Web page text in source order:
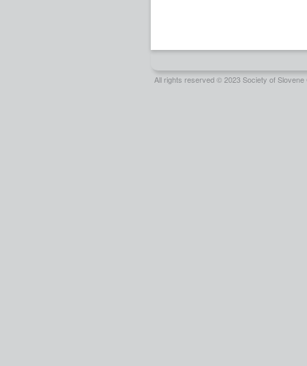
All rights reserved © 2023 Society of